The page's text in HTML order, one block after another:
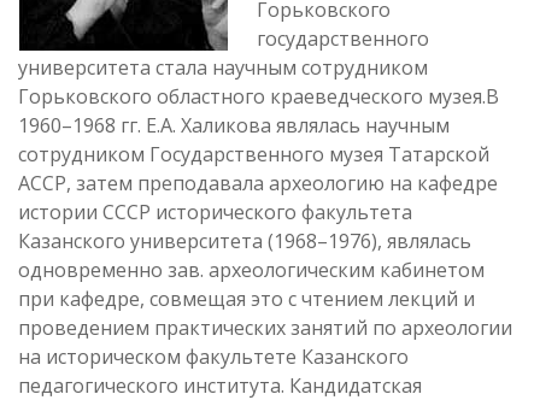
Горьковского
государственного
университета стала научным сотрудником
Горьковского областного краеведческого музея.В
1960–1968 гг. Е.А. Халикова являлась научным
сотрудником Государственного музея Татарской
АССР, затем преподавала археологию на кафедре
истории СССР исторического факультета
Казанского университета (1968–1976), являлась
одновременно зав. археологическим кабинетом
при кафедре, совмещая это с чтением лекций и
проведением практических занятий по археологии
на историческом факультете Казанского
педагогического института. Кандидатская